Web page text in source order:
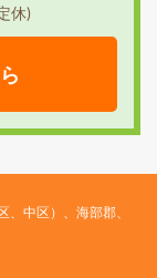
休)
中区）、海部郡、